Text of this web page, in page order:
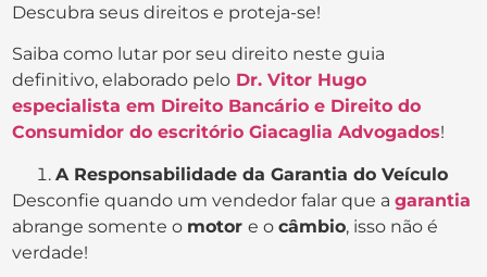
Descubra seus direitos e proteja-se!
Saiba como lutar por seu direito neste guia
definitivo, elaborado pelo Dr. Vitor Hugo
especialista em Direito Bancário e Direito do
Consumidor do escritório Giacaglia Advogados!
A Responsabilidade da Garantia do Veículo
Desconfie quando um vendedor falar que agarantia
abrange somente o motore ocâmbio, isso não é
verdade!